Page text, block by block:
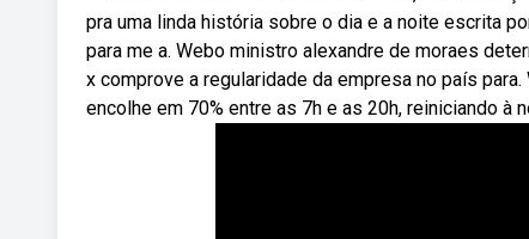
pra uma linda história sobre o dia e a noite escrita
para me a. Webo ministro alexandre de moraes
x comprove a regularidade da empresa no país
encolhe em 70% entre as 7h e as 20h, reiniciando à